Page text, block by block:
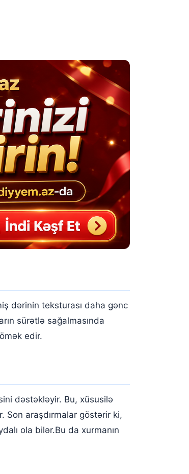
dərinin teksturası daha gənc
sürətlə sağalmasında
edir.
dəstəkləyir. Bu, xüsusilə
Son araşdırmalar göstərir ki,
ola bilər.Bu da xurmanın